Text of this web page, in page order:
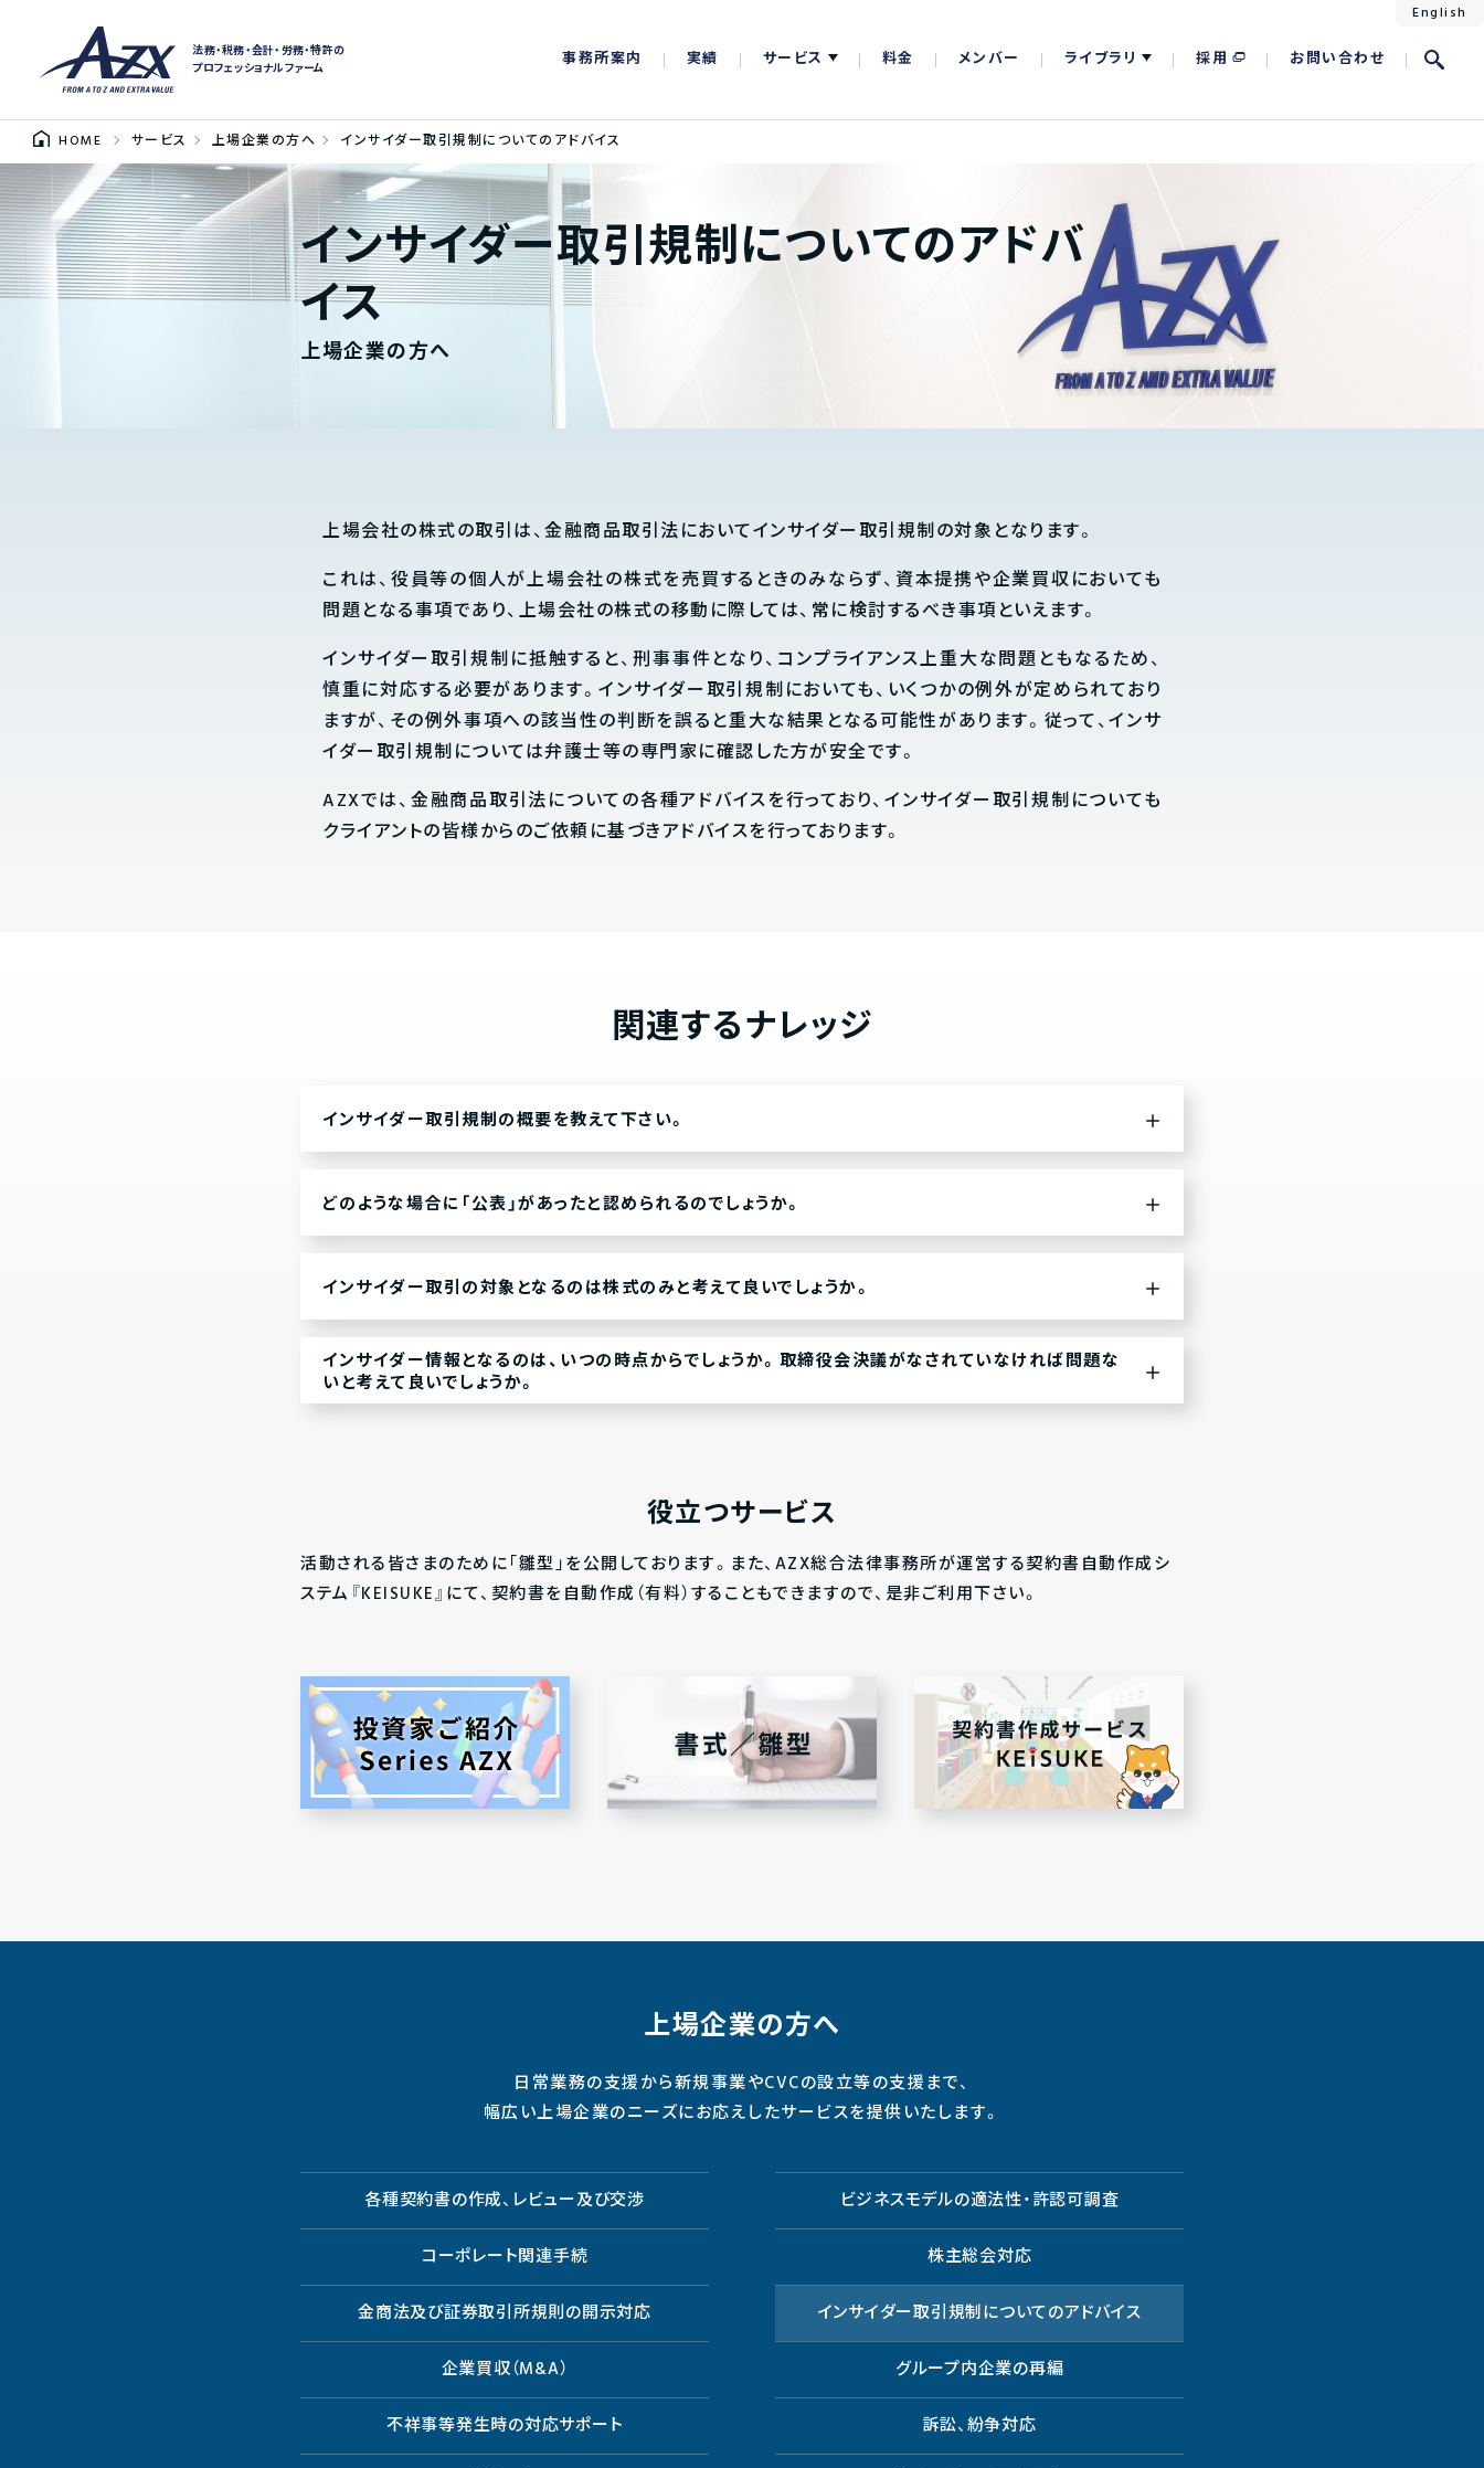
法務・税務・会計・労務・特許の
プロフェッショナルファーム
事務所案内 実績 サービス 料金 メンバー ライブラリ 採用 お問い合わせ
English
HOME サービス 上場企業の方へ インサイダー取引規制についてのアドバイス
インサイダー取引規制についてのアドバ
イス
上場企業の方へ
上場会社の株式の取引は、金融商品取引法においてインサイダー取引規制の対象となります。
これは、役員等の個人が上場会社の株式を売買するときのみならず、資本提携や企業買収においても
問題となる事項であり、上場会社の株式の移動に際しては、常に検討するべき事項といえます。
インサイダー取引規制に抵触すると、刑事事件となり、コンプライアンス上重大な問題ともなるため、
慎重に対応する必要があります。インサイダー取引規制においても、いくつかの例外が定められており
ますが、その例外事項への該当性の判断を誤ると重大な結果となる可能性があります。従って、インサ
イダー取引規制については弁護士等の専門家に確認した方が安全です。
AZXでは、金融商品取引法についての各種アドバイスを行っており、インサイダー取引規制についても
クライアントの皆様からのご依頼に基づきアドバイスを行っております。
関連するナレッジ
インサイダー取引規制の概要を教えて下さい。
どのような場合に「公表」があったと認められるのでしょうか。
インサイダー取引の対象となるのは株式のみと考えて良いでしょうか。
インサイダー情報となるのは、いつの時点からでしょうか。取締役会決議がなされていなければ問題な
いと考えて良いでしょうか。
役立つサービス
活動される皆さまのために「雛型」を公開しております。また、AZX総合法律事務所が運営する契約書自動作成シ
ステム『KEISUKE』にて、契約書を自動作成（有料）することもできますので、是非ご利用下さい。
上場企業の方へ
日常業務の支援から新規事業やCVCの設立等の支援まで、
幅広い上場企業のニーズにお応えしたサービスを提供いたします。
各種契約書の作成、レビュー及び交渉 ビジネスモデルの適法性・許認可調査
コーポレート関連手続 株主総会対応
金商法及び証券取引所規則の開示対応 インサイダー取引規制についてのアドバイス
企業買収（M&A） グループ内企業の再編
不祥事等発生時の対応サポート 訴訟、紛争対応